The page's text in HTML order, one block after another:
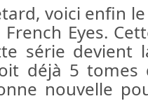
voici enfin
French Eyes.
série devient
déjà 5
nouvelle